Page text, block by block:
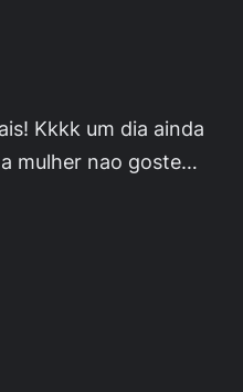
Kkkk um dia ainda
mulher nao goste…